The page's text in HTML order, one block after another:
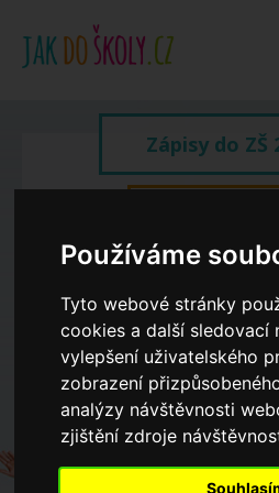
Používáme
Tyto webové stránky
cookies a další sledovací
vylepšení uživatelského
zobrazení
analýzy návštěvnosti
zjištění zdroje
Zápisy do ZŠ
Koncepce
Dny otevřených